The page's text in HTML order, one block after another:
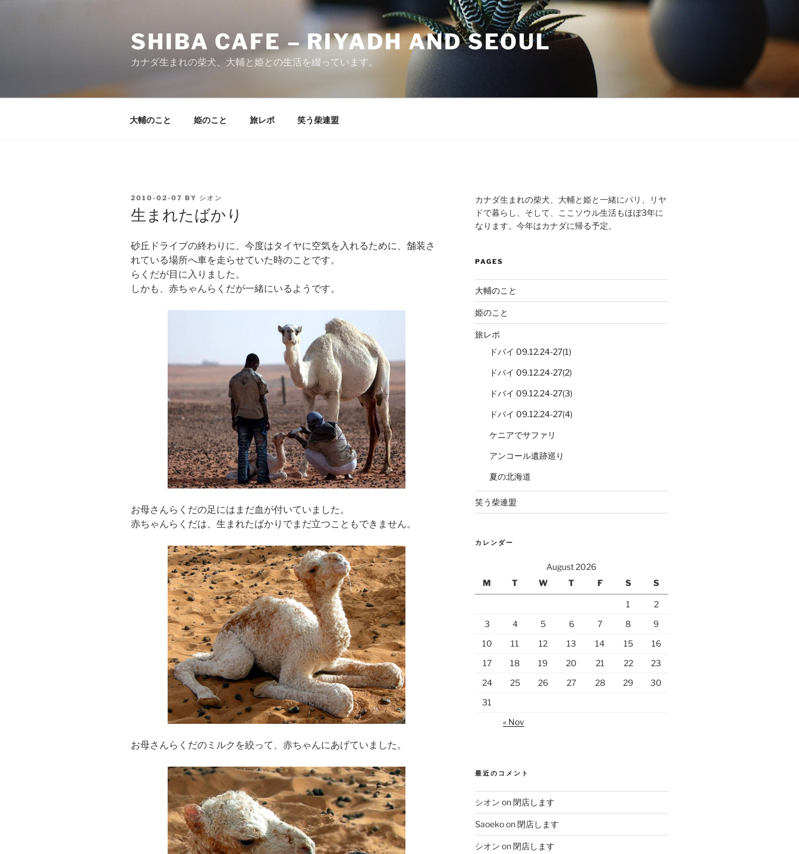
SHIBA CAFE – RIYADH AND SEOUL
カナダ生まれの柴犬、大輔と姫との生活を綴っています。
大輔のこと 姫のこと 旅レポ 笑う柴連盟
POSTED
ON
2010-02-07 BY シオン
生まれたばかり
砂丘ドライブの終わりに、今度はタイヤに空気を入れるために、舗装さ
れている場所へ車を走らせていた時のことです。
らくだが目に入りました。
しかも、赤ちゃんらくだが一緒にいるようです。
お母さんらくだの足にはまだ血が付いていました。
赤ちゃんらくだは、生まれたばかりでまだ立つこともできません。
お母さんらくだのミルクを絞って、赤ちゃんにあげていました。
カナダ生まれの柴犬、大輔と姫と一緒にパリ、リヤ
ドで暮らし、そして、ここソウル生活もほぼ3年に
なります。今年はカナダに帰る予定。
PAGES
大輔のこと
姫のこと
旅レポ
ドバイ 09.12.24-27(1)
ドバイ 09.12.24-27(2)
ドバイ 09.12.24-27(3)
ドバイ 09.12.24-27(4)
ケニアでサファリ
アンコール遺跡巡り
夏の北海道
笑う柴連盟
カレンダー
August 2026
M
T W T F S S
1
2
3
4 5 6 7 8
9
10
11 12 13 14 15
16
17
18 19 20 21 22
23
24
25 26 27 28 29
30
31
« Nov
最近のコメント
シオン on閉店します
Saoekoon閉店します
シオン on閉店します